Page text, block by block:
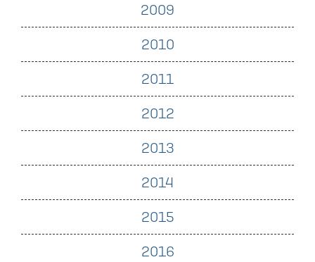
2009
2010
2011
2012
2013
2014
2015
2016